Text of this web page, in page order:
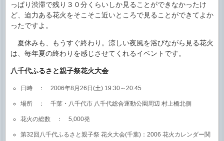
っぱり渋滞で残り３０分くらいしか見ることができなかったけ
ど、迫力ある花火をそこそこ近いところで見ることができてよか
ったですよ。
夏休みも、もうすぐ終わり。涼しい夜風を浴びながら見る花火
は、毎年夏の終わりを感じさせてくれるイベントです。
八千代ふるさと親子祭花火大会
日時 ： 2006年8月26日(土) 19:30～20:45
場所 ： 千葉・八千代市 八千代総合運動公園周辺 村上橋北側
花火の総数 ： 5,000発
第32回八千代ふるさと親子祭 花火大会(千葉)：2006 花火カレンダー関